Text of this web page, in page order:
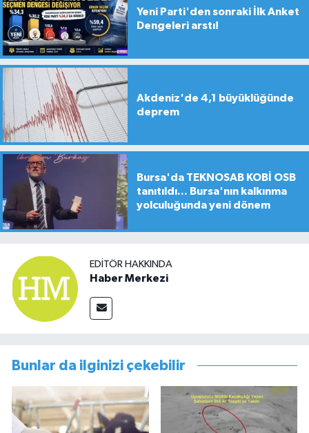
Yeni Parti'den sonraki İlk Anket
Dengeleri arstı!
Akdeniz'de 4,1 büyüklüğünde
deprem
Bursa'da TEKNOSAB KOBİ OSB
tanıtıldı... Bursa'nın kalkınma
yolculuğunda yeni dönem
EDITÖR HAKKINDA
Haber Merkezi
Bunlar da ilginizi çekebilir